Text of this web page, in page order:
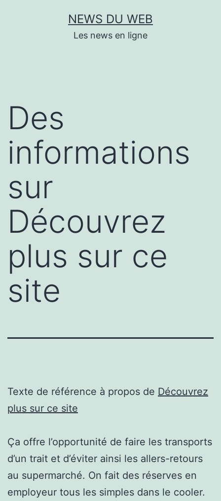
NEWS DU WEB
Les news en ligne
Des
informations
sur
Découvrez
plus sur ce
site
Texte de référence à propos de Découvrez
plus sur ce site
Ça offre l’opportunité de faire les transports
d’un trait et d’éviter ainsi les allers-retours
au supermarché. On fait des réserves en
employeur tous les simples dans le cooler.